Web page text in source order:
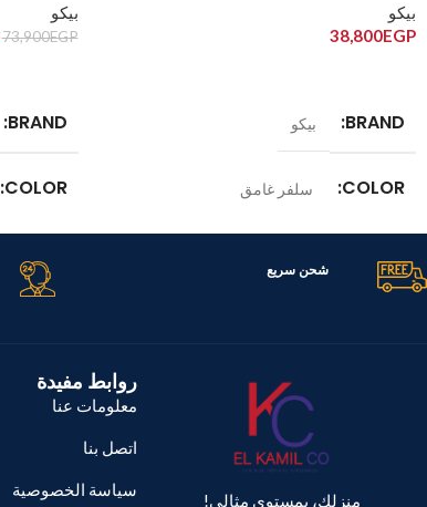
بيكو
38,800EGP
BRAND بيكو
COLOR سلفر غامق
بيكو
73,900EGP
BRAND
COLOR
شحن سريع
منزلك، بمستوى مثالي!
روابط مفيدة
معلومات عنا
اتصل بنا
سياسة الخصوصية